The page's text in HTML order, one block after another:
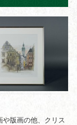
版画の他、クリス